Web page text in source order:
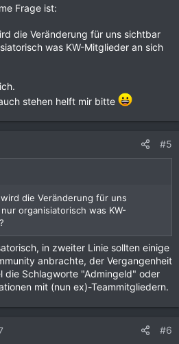
Frage ist:
die Veränderung für uns sichtbar
was KW-Mitglieder an sich
stehen helft mir bitte
#5
die Veränderung für uns
organisiatorisch was KW-
in zweiter Linie sollten einige
anbrachte, der Vergangenheit
die Schlagworte "Admingeld" oder
mit (nun ex)-Teammitgliedern.
#6